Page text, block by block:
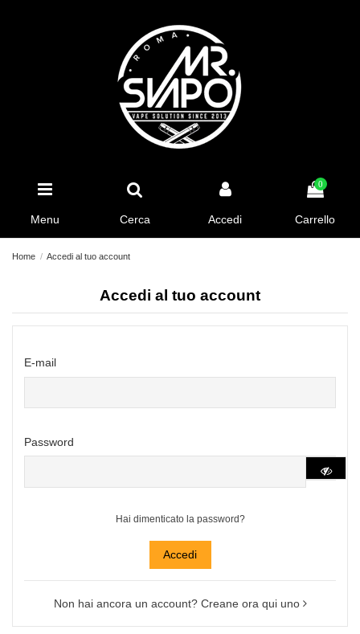
Menu Cerca Accedi
0
Carrello
Home Accedi al tuo account
Accedi al tuo account
E-mail
Password
Hai dimenticato la password?
Accedi
Non hai ancora un account? Creane ora qui uno